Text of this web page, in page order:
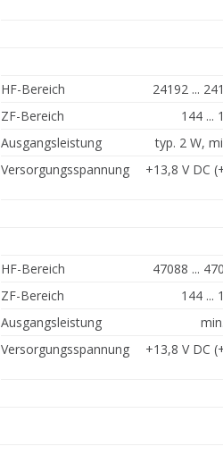
HF-Bereich
24192 ...
ZF-Bereich
144 ...
Ausgangsleistung
typ. 2 W,
Versorgungsspannung
+13,8 V DC
HF-Bereich
47088 ...
ZF-Bereich
144 ...
Ausgangsleistung
Versorgungsspannung
+13,8 V DC